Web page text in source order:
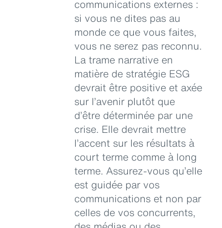
communications externes :
si vous ne dites pas au
monde ce que vous faites,
vous ne serez pas reconnu.
La trame narrative en
matière de stratégie ESG
devrait être positive et axée
sur l’avenir plutôt que
d’être déterminée par une
crise. Elle devrait mettre
l’accent sur les résultats à
court terme comme à long
terme. Assurez-vous qu’elle
est guidée par vos
communications et non par
celles de vos concurrents,